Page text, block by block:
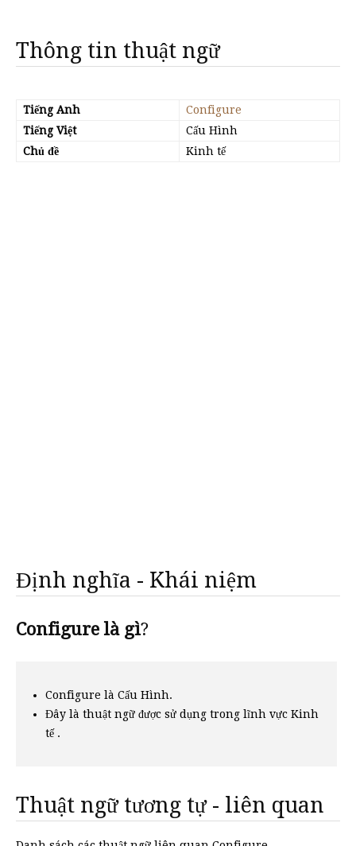
Thông tin thuật ngữ
Tiếng Anh
Configure
Tiếng Việt
Cấu Hình
Chủ đề
Kinh tế
Định nghĩa - Khái niệm
Configure là gì?
Configure là Cấu Hình.
Đây là thuật ngữ được sử dụng trong lĩnh vực Kinh
tế .
Thuật ngữ tương tự - liên quan